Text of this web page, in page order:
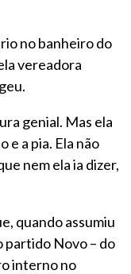
no banheiro do
vereadora
genial. Mas ela
e a pia. Ela não
nem ela ia dizer,
quando assumiu
partido Novo – do
interno no